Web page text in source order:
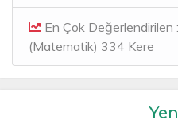
En Çok Değerlendirilen
(Matematik) 334 Kere